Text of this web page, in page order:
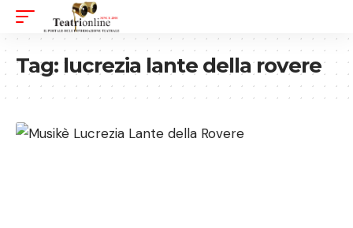
Tag: lucrezia lante della rovere